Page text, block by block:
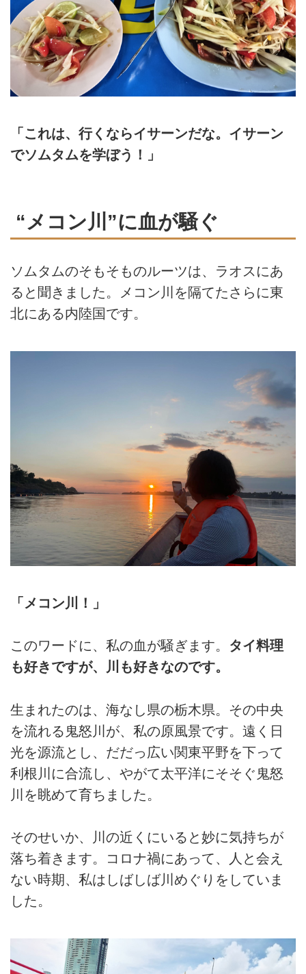
「これは、行くならイサーンだな。イサーン
でソムタムを学ぼう！」
“メコン川”に血が騒ぐ
ソムタムのそもそものルーツは、ラオスにあ
ると聞きました。メコン川を隔てたさらに東
北にある内陸国です。
「メコン川！」
このワードに、私の血が騒ぎます。 タイ料理
も好きですが、川も好きなのです。
生まれたのは、海なし県の栃木県。その中央
を流れる鬼怒川が、私の原風景です。遠く日
光を源流とし、だだっ広い関東平野を下って
利根川に合流し、やがて太平洋にそそぐ鬼怒
川を眺めて育ちました。
そのせいか、川の近くにいると妙に気持ちが
落ち着きます。コロナ禍にあって、人と会え
ない時期、私はしばしば川めぐりをしていま
した。